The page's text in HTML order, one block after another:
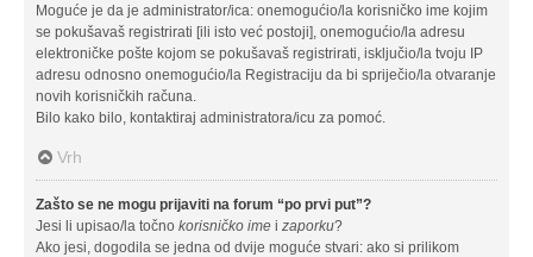
Moguće je da je administrator/ica: onemogućio/la korisničko ime kojim
se pokušavaš registrirati [ili isto već postoji], onemogućio/la adresu
elektroničke pošte kojom se pokušavaš registrirati, isključio/la tvoju IP
adresu odnosno onemogućio/la Registraciju da bi spriječio/la otvaranje
novih korisničkih računa.
Bilo kako bilo, kontaktiraj administratora/icu za pomoć.
Vrh
Zašto se ne mogu prijaviti na forum “po prvi put”?
Jesi li upisao/la točno korisničko ime i zaporku?
Ako jesi, dogodila se jedna od dvije moguće stvari: ako si prilikom